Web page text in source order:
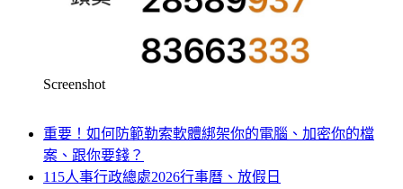
Screenshot
重要！如何防範勒索軟體綁架你的電腦、加密你的檔
案、跟你要錢？
115人事行政總處2026行事曆、放假日